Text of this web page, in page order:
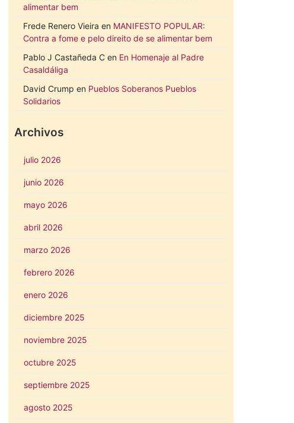
alimentar bem
Frede Renero Vieira en MANIFESTO POPULAR:
Contra a fome e pelo direito de se alimentar bem
Pablo J Castañeda C en En Homenaje al Padre
Casaldáliga
David Crump en Pueblos Soberanos Pueblos
Solidarios
Archivos
julio 2026
junio 2026
mayo 2026
abril 2026
marzo 2026
febrero 2026
enero 2026
diciembre 2025
noviembre 2025
octubre 2025
septiembre 2025
agosto 2025